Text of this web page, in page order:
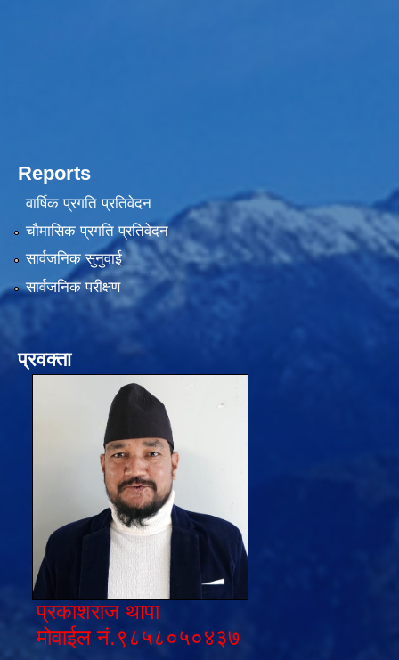
Reports
वार्षिक प्रगति प्रतिवेदन
चौमासिक प्रगति प्रतिवेदन
सार्वजनिक सुनुवाई
सार्वजनिक परीक्षण
प्रवक्ता
प्रकाशराज थापा
मोवाईल नं.९८५८०५०४३७